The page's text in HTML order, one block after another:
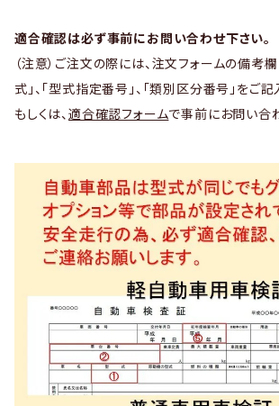
適合確認は必ず事前にお問い合わせ下さい。
（注意）ご注文の際には、注文フォームの備考欄
式」、「型式指定番号」、「類別区分番号」をご記
もしくは、 適合確認フォームで事前にお問い合